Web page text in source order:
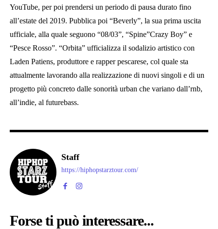
YouTube, per poi prendersi un periodo di pausa durato fino
all’estate del 2019. Pubblica poi “Beverly”, la sua prima uscita
ufficiale, alla quale seguono “08/03”, “Spine”Crazy Boy” e
“Pesce Rosso”. “Orbita” ufficializza il sodalizio artistico con
Laden Patiens, produttore e rapper pescarese, col quale sta
attualmente lavorando alla realizzazione di nuovi singoli e di un
progetto più concreto dalle sonorità urban che variano dall’rnb,
all’indie, al futurebass.
Staff
https://hiphopstarztour.com/
Forse ti può interessare...